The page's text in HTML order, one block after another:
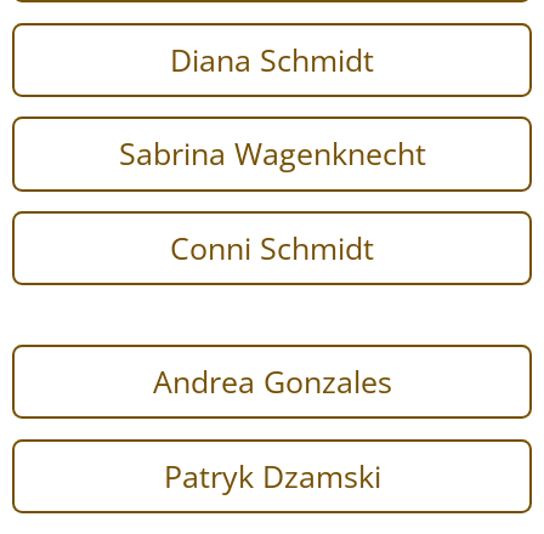
Diana Schmidt
Sabrina Wagenknecht
Conni Schmidt
Andrea Gonzales
Patryk Dzamski